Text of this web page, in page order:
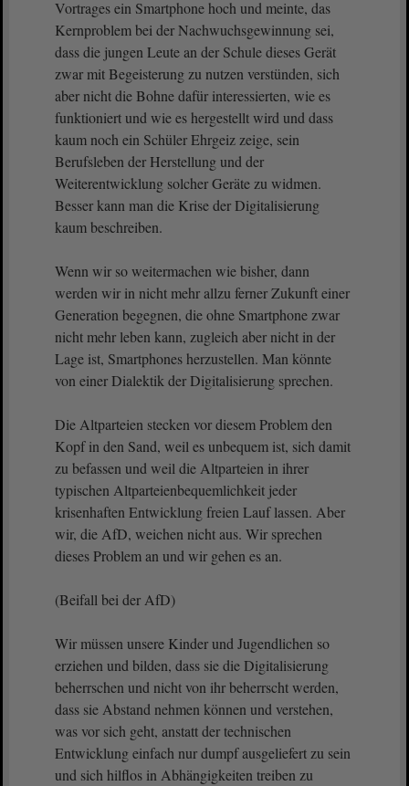
Vortrages ein Smartphone hoch und meinte, das
Kernproblem bei der Nachwuchsgewinnung sei,
dass die jungen Leute an der Schule dieses Gerät
zwar mit Begeisterung zu nutzen verstünden, sich
aber nicht die Bohne dafür interessierten, wie es
funktioniert und wie es hergestellt wird und dass
kaum noch ein Schüler Ehrgeiz zeige, sein
Berufsleben der Herstellung und der
Weiterentwicklung solcher Geräte zu widmen.
Besser kann man die Krise der Digitalisierung
kaum beschreiben.
Wenn wir so weitermachen wie bisher, dann
werden wir in nicht mehr allzu ferner Zukunft einer
Generation begegnen, die ohne Smartphone zwar
nicht mehr leben kann, zugleich aber nicht in der
Lage ist, Smartphones herzustellen. Man könnte
von einer Dialektik der Digitalisierung sprechen.
Die Altparteien stecken vor diesem Problem den
Kopf in den Sand, weil es unbequem ist, sich damit
zu befassen und weil die Altparteien in ihrer
typischen Altparteienbequemlichkeit jeder
krisenhaften Entwicklung freien Lauf lassen. Aber
wir, die AfD, weichen nicht aus. Wir sprechen
dieses Problem an und wir gehen es an.
(Beifall bei der AfD)
Wir müssen unsere Kinder und Jugendlichen so
erziehen und bilden, dass sie die Digitalisierung
beherrschen und nicht von ihr beherrscht werden,
dass sie Abstand nehmen können und verstehen,
was vor sich geht, anstatt der technischen
Entwicklung einfach nur dumpf ausgeliefert zu sein
und sich hilflos in Abhängigkeiten treiben zu